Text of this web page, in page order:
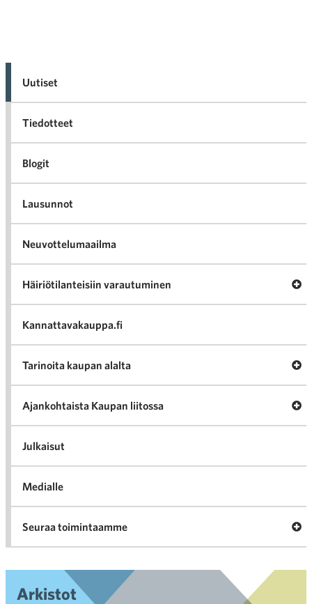
Uutiset
Tiedotteet
Blogit
Lausunnot
Neuvottelumaailma
Häiriötilanteisiin varautuminen
Kannattavakauppa.fi
Tarinoita kaupan alalta
Ajankohtaista Kaupan liitossa
Julkaisut
Medialle
Seuraa toimintaamme
Arkistot